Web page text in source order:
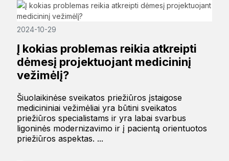
2024-10-29
Į kokias problemas reikia atkreipti
dėmesį projektuojant medicininį
vežimėlį?
Šiuolaikinėse sveikatos priežiūros įstaigose
medicininiai vežimėliai yra būtini sveikatos
priežiūros specialistams ir yra labai svarbus
ligoninės modernizavimo ir į pacientą orientuotos
priežiūros aspektas. ...